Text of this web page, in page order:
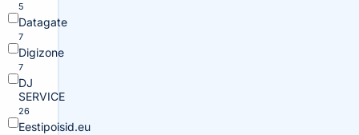
5
Datagate
7
Digizone
7
DJ
SERVICE
26
Eestipoisid.eu